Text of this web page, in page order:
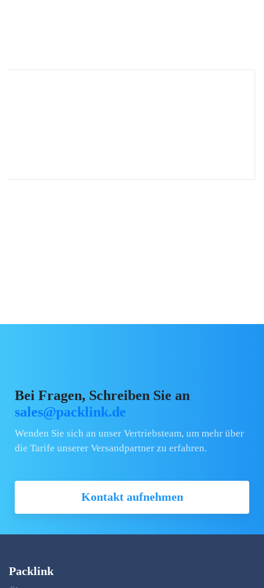
Bei Fragen, Schreiben Sie an
sales@packlink.de
Wenden Sie sich an unser Vertriebsteam, um mehr über
die Tarife unserer Versandpartner zu erfahren.
Kontakt aufnehmen
Packlink